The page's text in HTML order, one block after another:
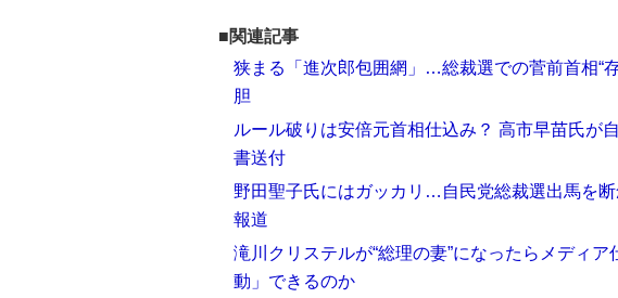
■関連記事
狭まる「進次郎包囲網」…総裁選での菅前首相“
胆
ルール破りは安倍元首相仕込み？ 高市早苗氏が
書送付
野田聖子氏にはガッカリ…自民党総裁選出馬を
報道
滝川クリステルが“総理の妻”になったらメディ
動」できるのか